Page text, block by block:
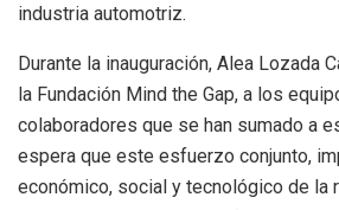
industria automotriz.
Durante la inauguración, Alea Lozada
la Fundación Mind the Gap, a los
colaboradores que se han sumado a
espera que este esfuerzo conjunto,
económico, social y tecnológico de la